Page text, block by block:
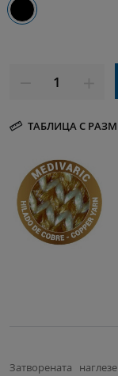
ТАБЛИЦА С
Затворената